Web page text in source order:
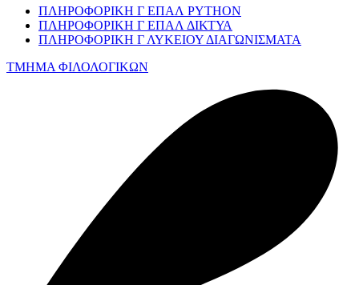
ΠΛΗΡΟΦΟΡΙΚΗ Γ ΕΠΑΛ PYTHON
ΠΛΗΡΟΦΟΡΙΚΗ Γ ΕΠΑΛ ΔΙΚΤΥΑ
ΠΛΗΡΟΦΟΡΙΚΗ Γ ΛΥΚΕΙΟΥ ΔΙΑΓΩΝΙΣΜΑΤΑ
ΤΜΗΜΑ ΦΙΛΟΛΟΓΙΚΩΝ